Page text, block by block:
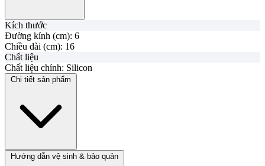
Kích thước
Đường kính (cm): 6
Chiều dài (cm): 16
Chất liệu
Chất liệu chính: Silicon
Chi tiết sản phẩm
Hướng dẫn vệ sinh & bảo quản